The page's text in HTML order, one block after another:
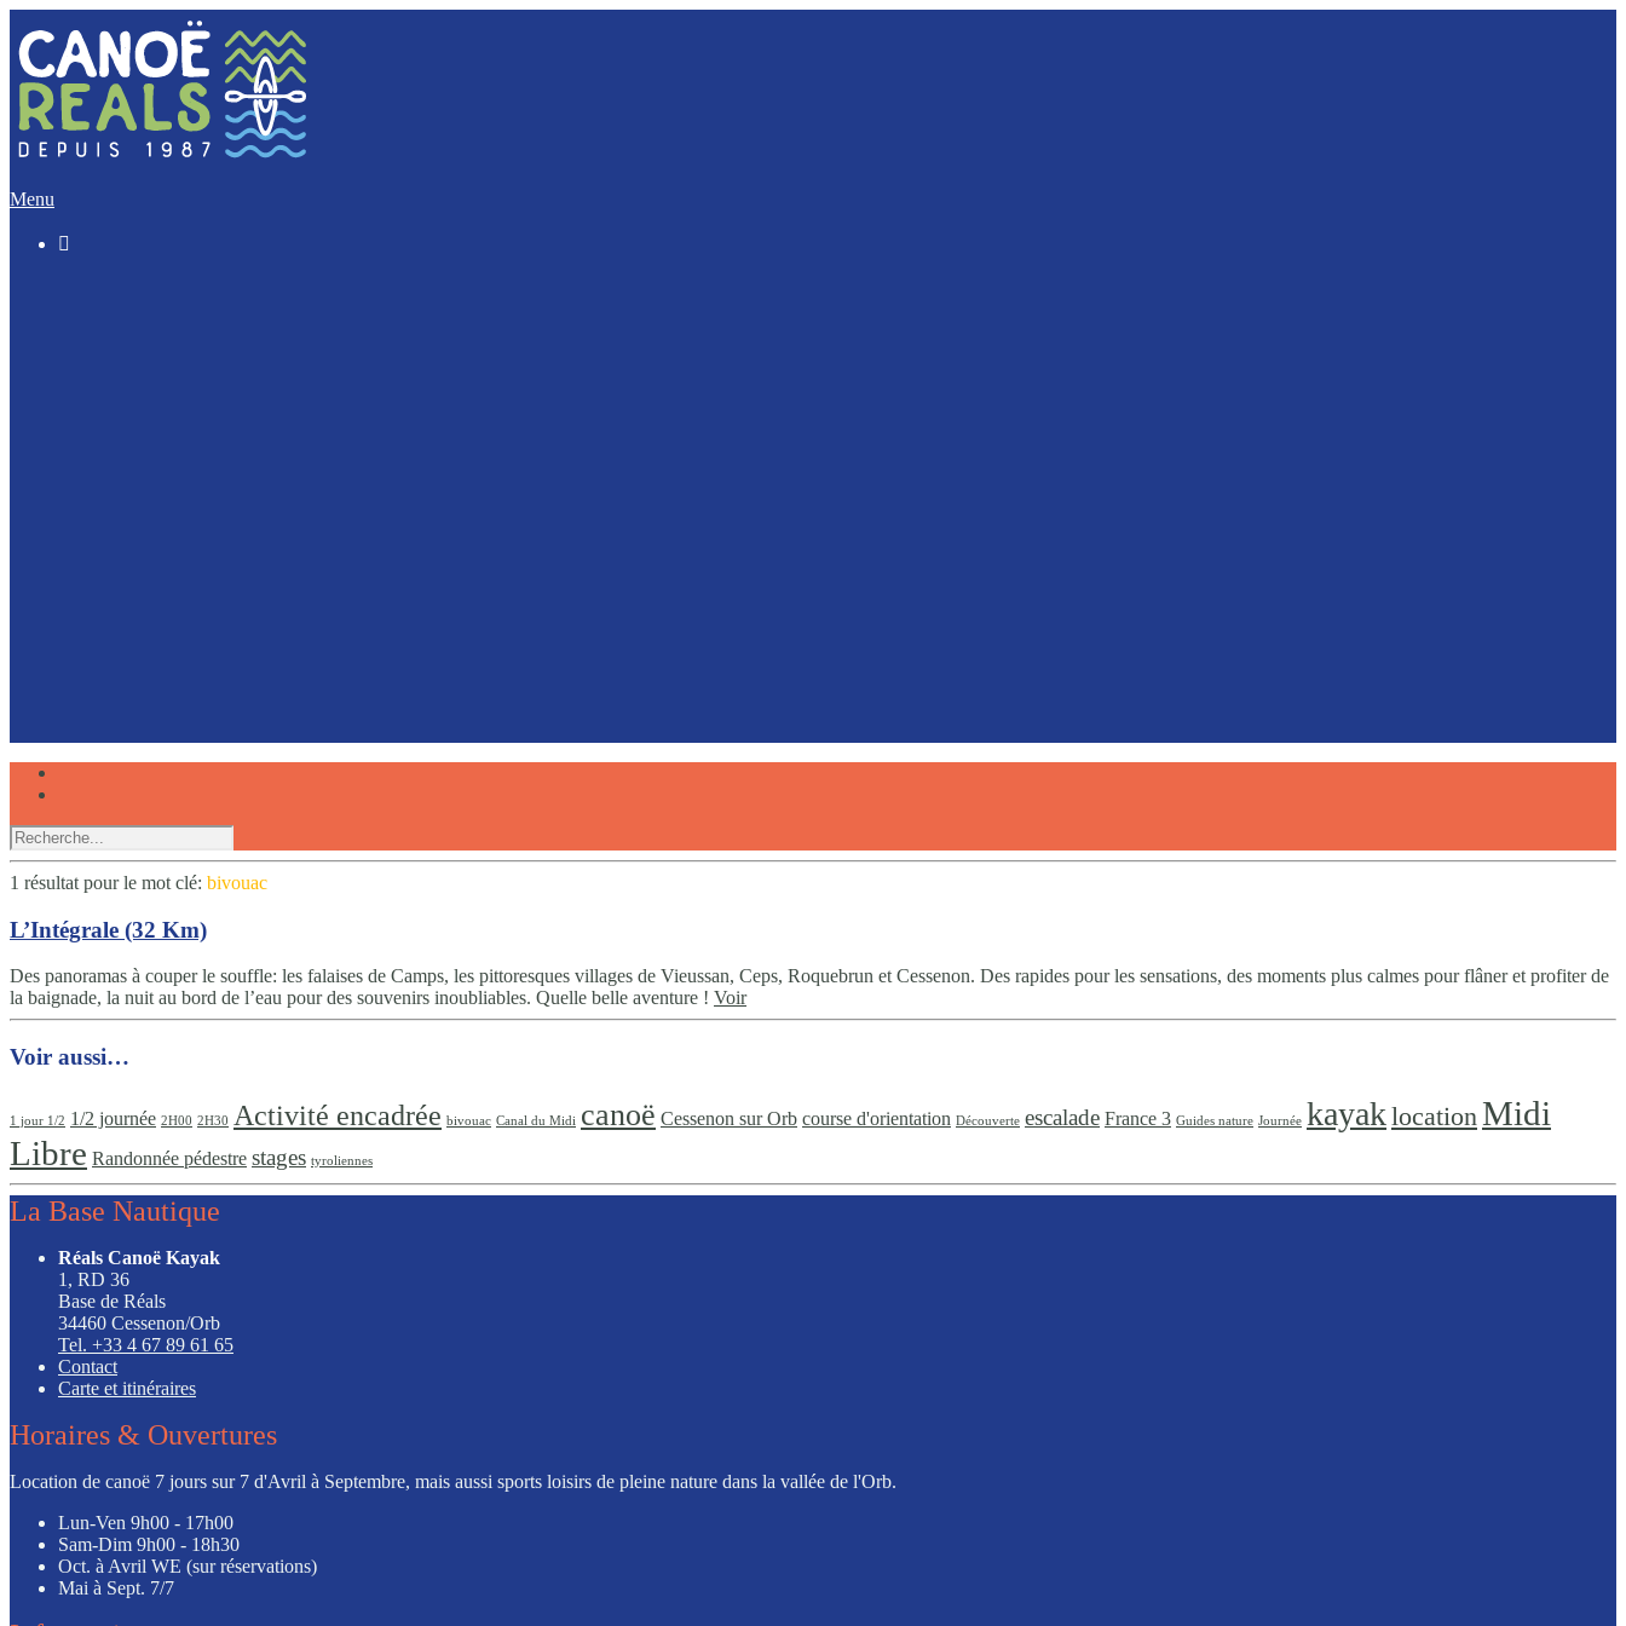
Menu

1 résultat pourle mot clé: bivouac
L’Intégrale (32 Km)
Des panoramas à couper le souffle: les falaises de Camps, les pittoresques villages de Vieussan, Ceps, Roquebrun et Cessenon. Des rapides pour les sensations, des moments plus calmes pour flâner et profiter de
la baignade, la nuit au bord de l’eau pour des souvenirs inoubliables. Quelle belle aventure ! Voir
Voir aussi…
1 jour 1/2 1/2 journée 2H00 2H30 Activité encadrée bivouac Canal du Midi canoë Cessenon sur Orb course d'orientation Découverte escalade France 3 Guides nature Journée kayak location Midi
Libre Randonnée pédestre stages tyroliennes
La Base Nautique
Réals Canoë Kayak
1, RD 36
Base de Réals
34460 Cessenon/Orb
Tel. +33 4 67 89 61 65
Contact
Carte et itinéraires
Horaires & Ouvertures
Location de canoë 7 jours sur 7 d'Avril à Septembre, mais aussi sports loisirs de pleine nature dans la vallée de l'Orb.
Lun-Ven 9h00 - 17h00
Sam-Dim 9h00 - 18h30
Oct. à Avril WE (sur réservations)
Mai à Sept. 7/7